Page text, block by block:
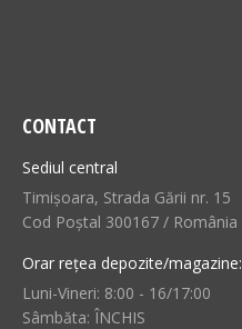
CONTACT
Sediul central
Timișoara, Strada Gării nr. 15
Cod Poștal 300167 / România
Orar rețea depozite/magazine:
Luni-Vineri: 8:00 - 16/17:00
Sâmbăta: ÎNCHIS